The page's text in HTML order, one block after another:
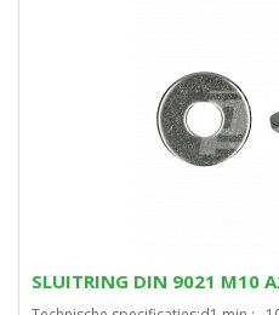
SLUITRING DIN 9021 M10